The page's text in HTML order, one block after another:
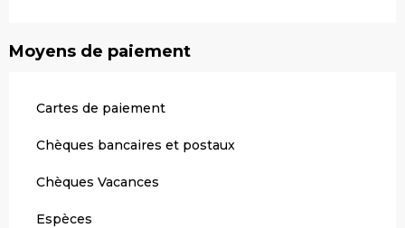
Moyens de paiement
Cartes de paiement
Chèques bancaires et postaux
Chèques Vacances
Espèces